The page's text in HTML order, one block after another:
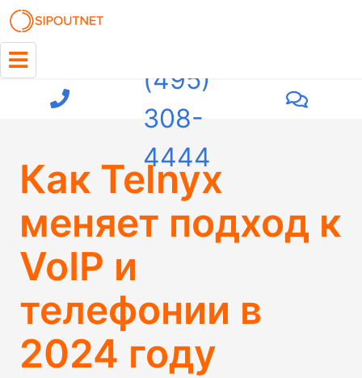
(495)
308-
4444
Как Telnyx
меняет подход к
VoIP и
телефонии в
2024 году